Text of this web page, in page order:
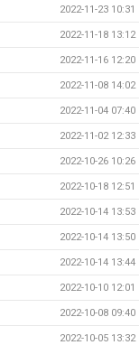
2022-11-23 10:31
2022-11-18 13:12
2022-11-16 12:20
2022-11-08 14:02
2022-11-04 07:40
2022-11-02 12:33
2022-10-26 10:26
2022-10-18 12:51
2022-10-14 13:53
2022-10-14 13:50
2022-10-14 13:44
2022-10-10 12:01
2022-10-08 09:40
2022-10-05 13:32